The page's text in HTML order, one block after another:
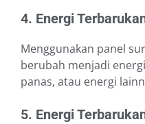
4. Energi
Menggunakan panel
berubah menjadi
panas, atau energi
5. Energi